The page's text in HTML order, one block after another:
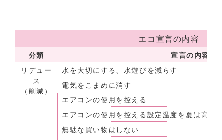
エコ宣言の内容
分類
宣言の内容
リデュー
ス
（削減）
水を大切にする、水遊びを減らす
電気をこまめに消す
エアコンの使用を控える
エアコンの使用を控える設定温度を夏は高め
無駄な買い物はしない